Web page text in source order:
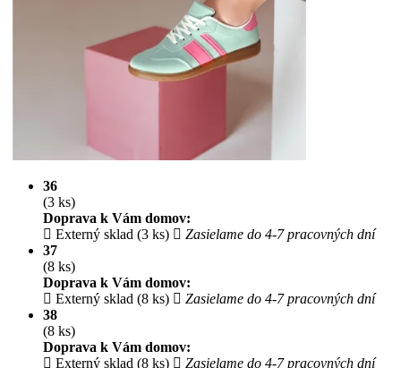
36
(3 ks)
Doprava k Vám domov:
Externý sklad (3 ks)
Zasielame do 4-7 pracovných dní
37
(8 ks)
Doprava k Vám domov:
Externý sklad (8 ks)
Zasielame do 4-7 pracovných dní
38
(8 ks)
Doprava k Vám domov:
Externý sklad (8 ks)
Zasielame do 4-7 pracovných dní